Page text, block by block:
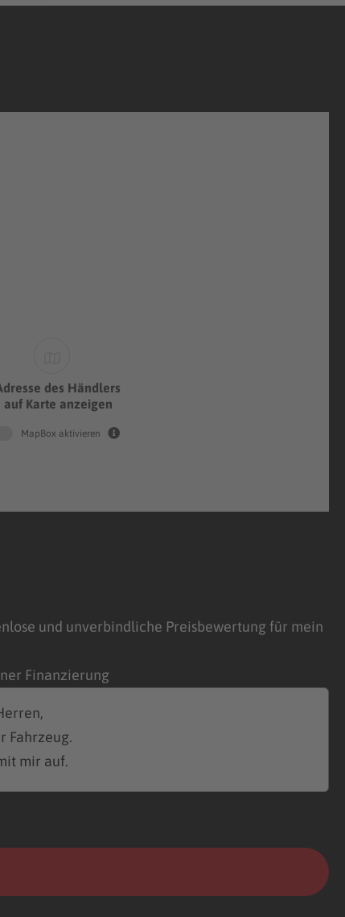
des Händlers
auf Karte anzeigen
MapBox aktivieren
und unverbindliche Preisbewertung für mein
Finanzierung